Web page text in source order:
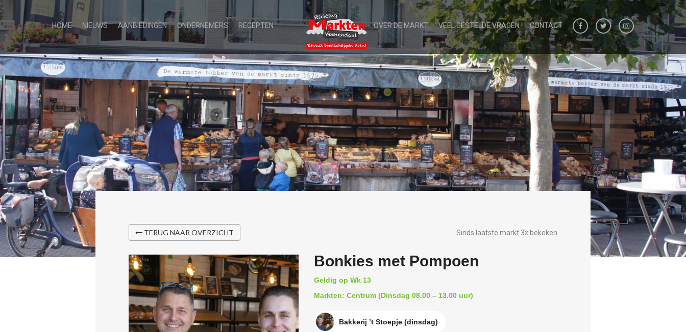
HOME NIEUWS AANBIEDINGEN ONDERNEMERS RECEPTEN OVER DE MARKT VEEL GESTELDE VRAGEN CONTACT
TERUG NAAR OVERZICHT Sinds laatste markt 3x bekeken
Bonkies met Pompoen
Geldig op Wk 13
Markten: Centrum (Dinsdag 08.00 – 13.00 uur)
Bakkerij ’t Stoepje (dinsdag)